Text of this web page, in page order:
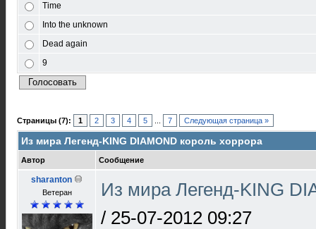
Time
Into the unknown
Dead again
9
Страницы (7): 1 2 3 4 5 7 Следующая страница »
Из мира Легенд-KING DIAMOND король хоррора
Автор Сообщение
sharanton
Ветеран
Из мира Легенд-KING
/ 25-07-2012 09:27